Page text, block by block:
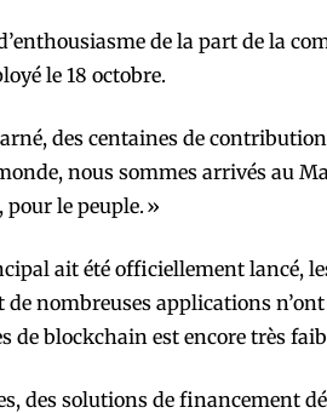
de la part de la
le 18 octobre.
des centaines de
nous sommes arrivés au
le peuple. »
ait été officiellement lancé,
nombreuses applications
de blockchain est encore très
des solutions de financement